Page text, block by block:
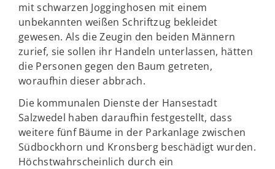
mit schwarzen Jogginghosen mit einem
unbekannten weißen Schriftzug bekleidet
gewesen. Als die Zeugin den beiden Männern
zurief, sie sollen ihr Handeln unterlassen, hätten
die Personen gegen den Baum getreten,
woraufhin dieser abbrach.
Die kommunalen Dienste der Hansestadt
Salzwedel haben daraufhin festgestellt, dass
weitere fünf Bäume in der Parkanlage zwischen
Südbockhorn und Kronsberg beschädigt wurden.
Höchstwahrscheinlich durch ein